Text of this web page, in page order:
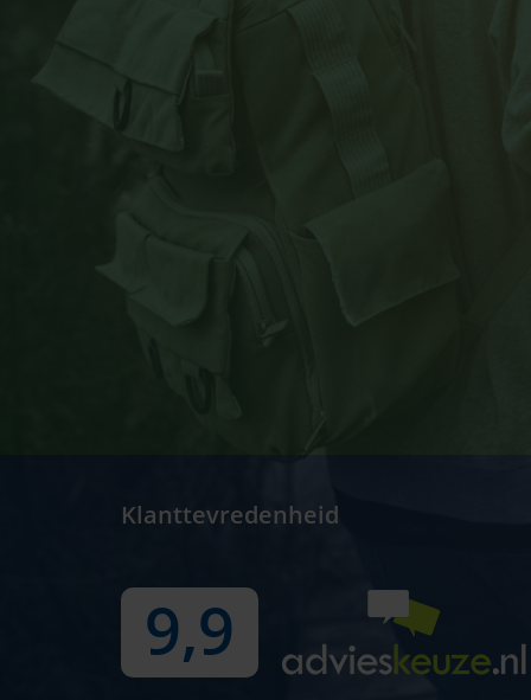
Klanttevredenheid
9,9